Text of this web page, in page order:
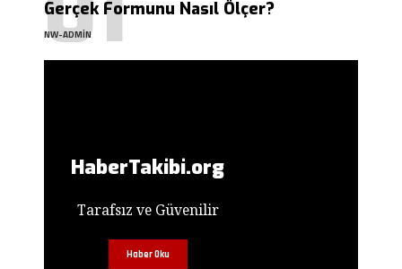
Gerçek Formunu Nasıl Ölçer?
NW-ADMIN
HaberTakibi.org
Tarafsız ve Güvenilir
Haber Oku